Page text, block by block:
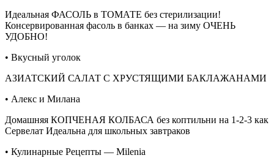
Идеальная ФАСОЛЬ в ТОМАТЕ без стерилизации!
Консервированная фасоль в банках — на зиму ОЧЕНЬ
УДОБНО!
• Вкусный уголок
АЗИАТСКИЙ САЛАТ С ХРУСТЯЩИМИ БАКЛАЖАНАМИ
• Алекс и Милана
Домашняя КОПЧЕНАЯ КОЛБАСА без коптильни на 1-2-3 как
Сервелат Идеальна для школьных завтраков
• Кулинарные Рецепты — Milenia